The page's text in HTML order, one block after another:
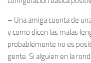
– Una amiga cuenta de
y como dicen las malas
probablemente no es
gente. Si alguien en la